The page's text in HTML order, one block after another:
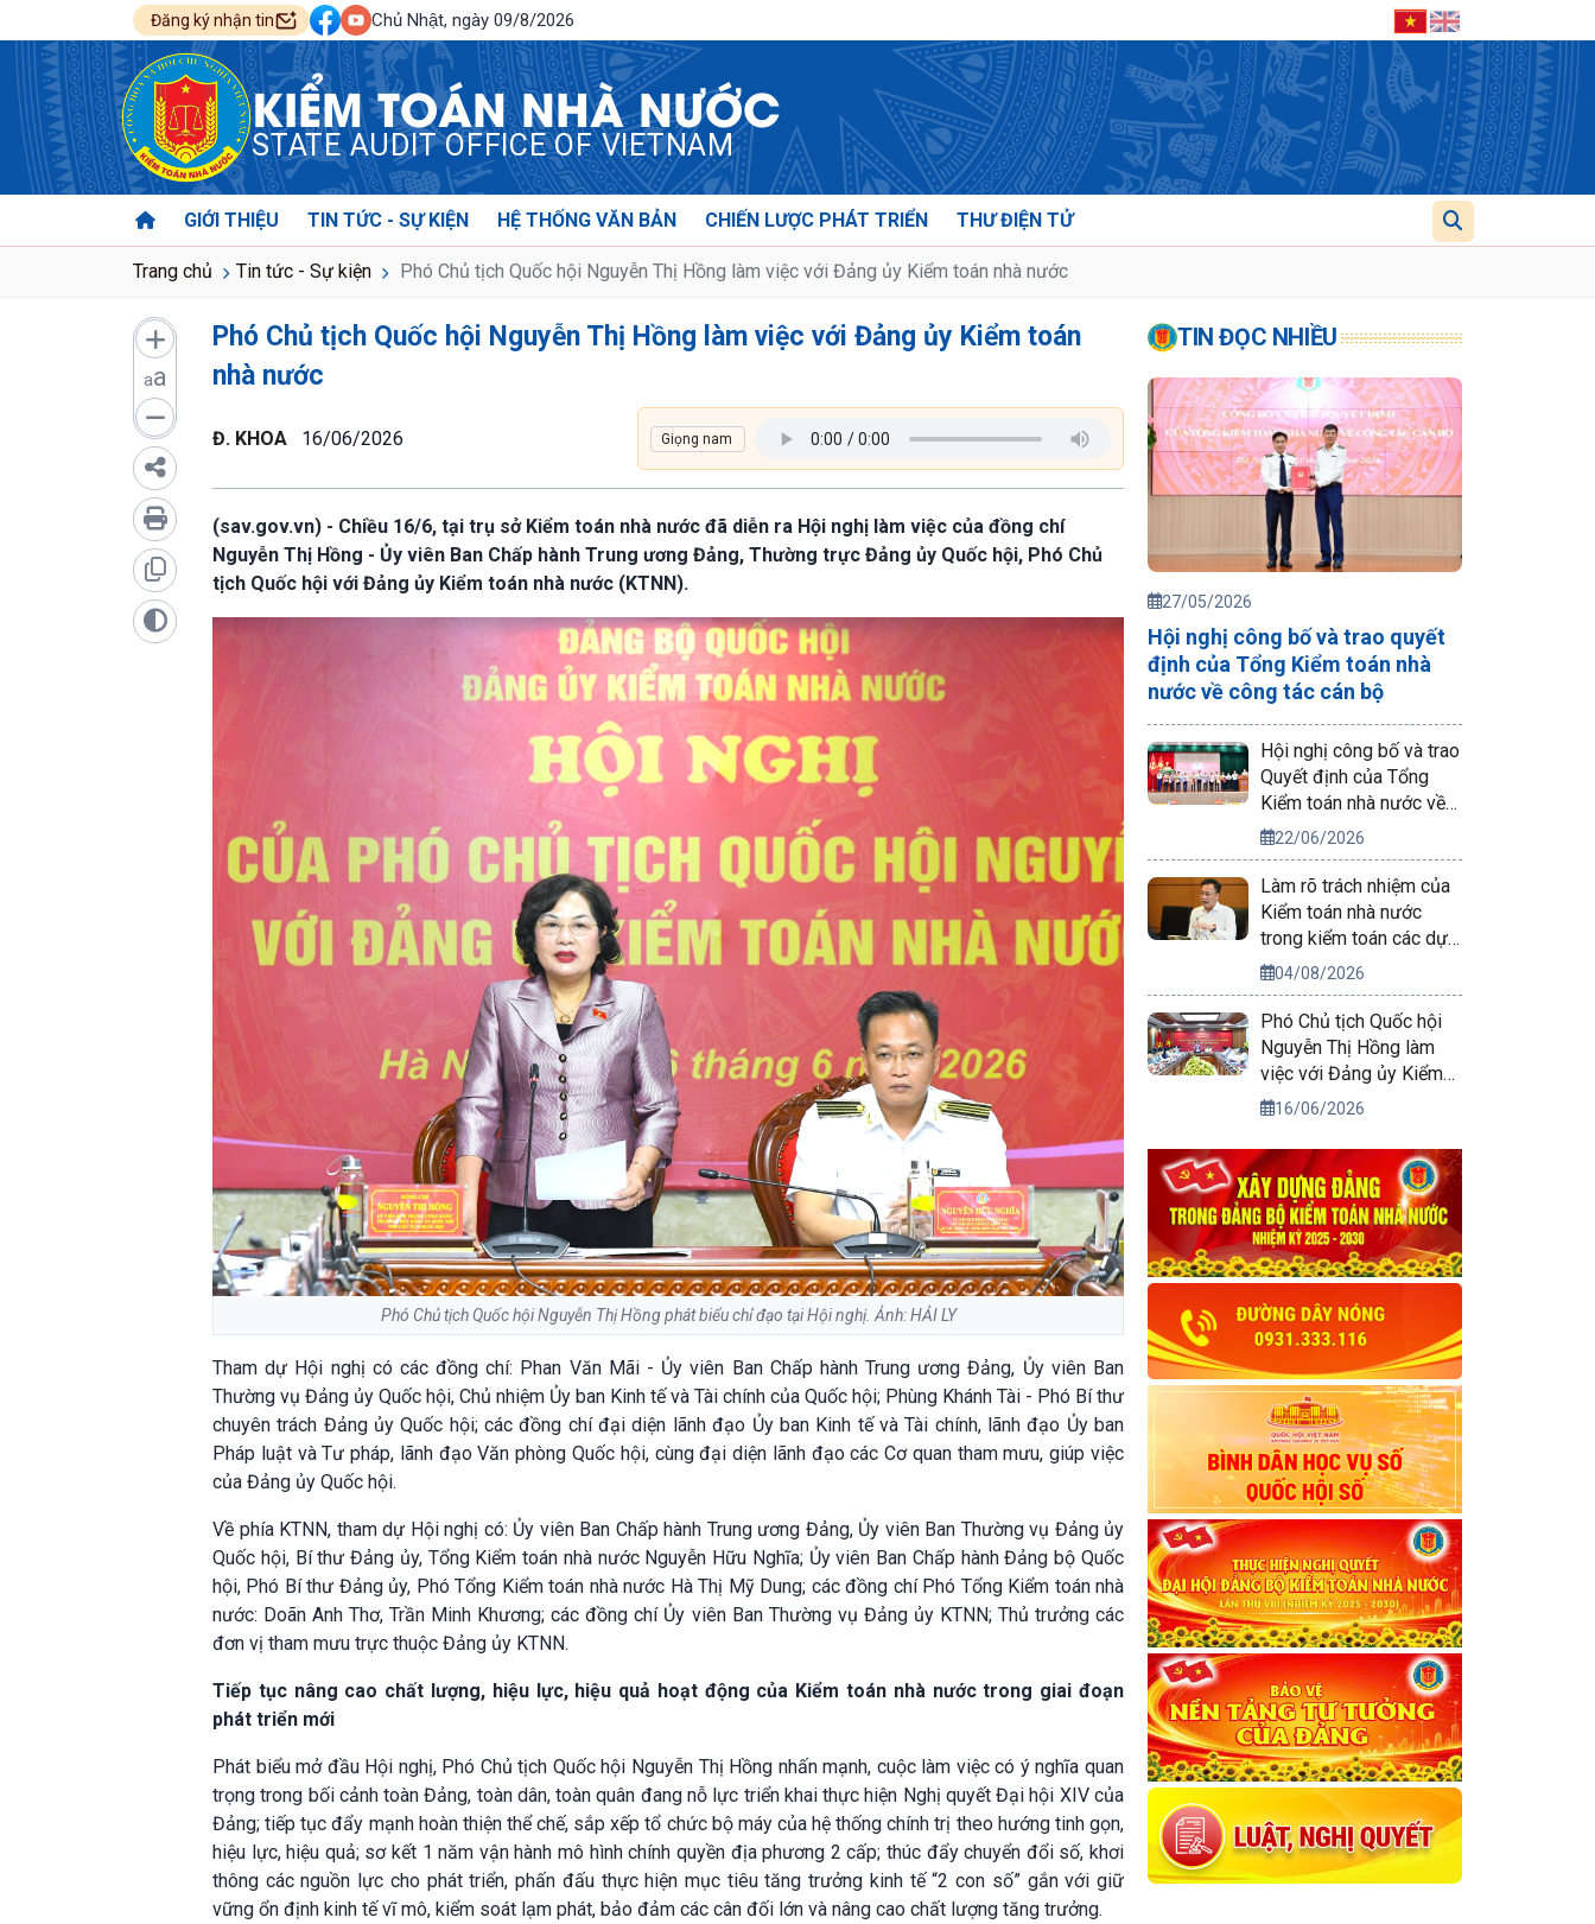
Đăng ký nhận tin Chủ Nhật, ngày 09/8/2026
KIỂM TOÁN NHÀ NƯỚC
STATE AUDIT OFFICE OF VIETNAM
GIỚI THIỆU TIN TỨC - SỰ KIỆN HỆ THỐNG VĂN BẢN CHIẾN LƯỢC PHÁT TRIỂN THƯ ĐIỆN TỬ
Trang chủ Tin tức - Sự kiện Phó Chủ tịch Quốc hội Nguyễn Thị Hồng làm việc với Đảng ủy Kiểm toán nhà nước
aa
Phó Chủ tịch Quốc hội Nguyễn Thị Hồng làm việc với Đảng ủy Kiểm toán
nhà nước
Đ. KHOA 16/06/2026
(sav.gov.vn) - Chiều 16/6, tại trụ sở Kiểm toán nhà nước đã diễn ra Hội nghị làm việc của đồng chí
Nguyễn Thị Hồng - Ủy viên Ban Chấp hành Trung ương Đảng, Thường trực Đảng ủy Quốc hội, Phó Chủ
tịch Quốc hội với Đảng ủy Kiểm toán nhà nước (KTNN).
Phó Chủ tịch Quốc hội Nguyễn Thị Hồng phát biểu chỉ đạo tại Hội nghị. Ảnh: HẢI LY
Tham dự Hội nghị có các đồng chí: Phan Văn Mãi - Ủy viên Ban Chấp hành Trung ương Đảng, Ủy viên Ban
Thường vụ Đảng ủy Quốc hội, Chủ nhiệm Ủy ban Kinh tế và Tài chính của Quốc hội; Phùng Khánh Tài - Phó Bí thư
chuyên trách Đảng ủy Quốc hội; các đồng chí đại diện lãnh đạo Ủy ban Kinh tế và Tài chính, lãnh đạo Ủy ban
Pháp luật và Tư pháp, lãnh đạo Văn phòng Quốc hội, cùng đại diện lãnh đạo các Cơ quan tham mưu, giúp việc
của Đảng ủy Quốc hội.
Về phía KTNN, tham dự Hội nghị có: Ủy viên Ban Chấp hành Trung ương Đảng, Ủy viên Ban Thường vụ Đảng ủy
Quốc hội, Bí thư Đảng ủy, Tổng Kiểm toán nhà nước Nguyễn Hữu Nghĩa; Ủy viên Ban Chấp hành Đảng bộ Quốc
hội, Phó Bí thư Đảng ủy, Phó Tổng Kiểm toán nhà nước Hà Thị Mỹ Dung; các đồng chí Phó Tổng Kiểm toán nhà
nước: Doãn Anh Thơ, Trần Minh Khương; các đồng chí Ủy viên Ban Thường vụ Đảng ủy KTNN; Thủ trưởng các
đơn vị tham mưu trực thuộc Đảng ủy KTNN.
Tiếp tục nâng cao chất lượng, hiệu lực, hiệu quả hoạt động của Kiểm toán nhà nước trong giai đoạn
phát triển mới
Phát biểu mở đầu Hội nghị, Phó Chủ tịch Quốc hội Nguyễn Thị Hồng nhấn mạnh, cuộc làm việc có ý nghĩa quan
trọng trong bối cảnh toàn Đảng, toàn dân, toàn quân đang nỗ lực triển khai thực hiện Nghị quyết Đại hội XIV của
Đảng; tiếp tục đẩy mạnh hoàn thiện thể chế, sắp xếp tổ chức bộ máy của hệ thống chính trị theo hướng tinh gọn,
hiệu lực, hiệu quả; sơ kết 1 năm vận hành mô hình chính quyền địa phương 2 cấp; thúc đẩy chuyển đổi số, khơi
thông các nguồn lực cho phát triển, phấn đấu thực hiện mục tiêu tăng trưởng kinh tế “2 con số” gắn với giữ
vững ổn định kinh tế vĩ mô, kiểm soát lạm phát, bảo đảm các cân đối lớn và nâng cao chất lượng tăng trưởng.
TIN ĐỌC NHIỀU
27/05/2026
Hội nghị công bố và trao quyết
định của Tổng Kiểm toán nhà
nước về công tác cán bộ
Hội nghị công bố và trao
Quyết định của Tổng
Kiểm toán nhà nước về
công tác cán bộ
22/06/2026
Làm rõ trách nhiệm của
Kiểm toán nhà nước
trong kiểm toán các dự
án phục vụ APEC 2027
04/08/2026
Phó Chủ tịch Quốc hội
Nguyễn Thị Hồng làm
việc với Đảng ủy Kiểm
toán nhà nước
16/06/2026